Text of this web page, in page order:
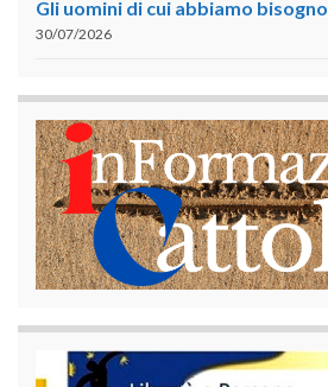
Gli uomini di cui abbiamo bisogno
30/07/2026